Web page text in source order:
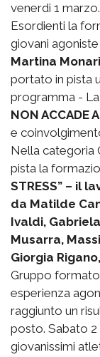
venerdi 1
Esordienti la
giovani agoniste
Martina
portato in pista
programma -
NON ACCADE
e
Nella categoria
pista la
STRESS” – il
da Matilde
Ivaldi,
Musarra,
Giorgia
Gruppo
esperienza
raggiunto un
posto. Sabato
giovanissimi